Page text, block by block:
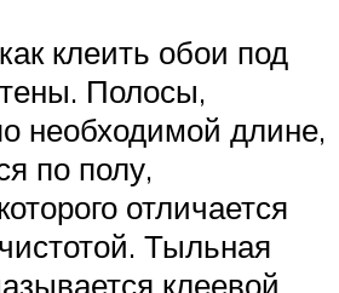
клеить обои под
Полосы,
необходимой длине,
по полу,
отличается
Тыльная
клеевой